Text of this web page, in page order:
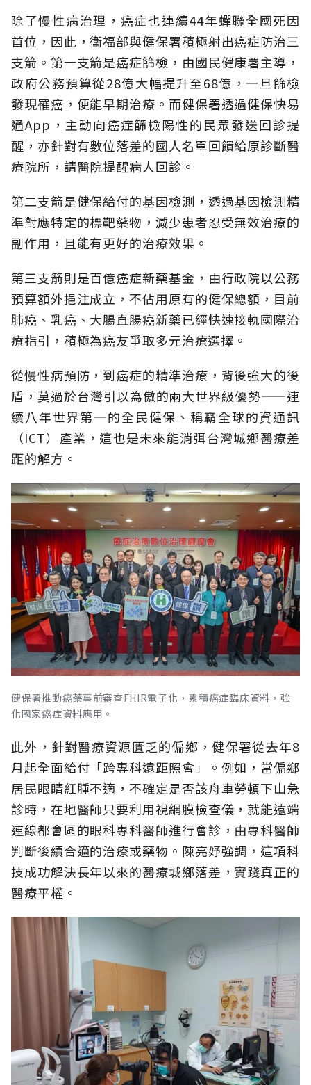
除了慢性病治理，癌症也連續44年蟬聯全國死因
首位，因此，衛福部與健保署積極射出癌症防治三
支箭。第一支箭是癌症篩檢，由國民健康署主導，
政府公務預算從28億大幅提升至68億，一旦篩檢
發現罹癌，便能早期治療。而健保署透過健保快易
通App，主動向癌症篩檢陽性的民眾發送回診提
醒，亦針對有數位落差的國人名單回饋給原診斷醫
療院所，請醫院提醒病人回診。
第二支箭是健保給付的基因檢測，透過基因檢測精
準對應特定的標靶藥物，減少患者忍受無效治療的
副作用，且能有更好的治療效果。
第三支箭則是百億癌症新藥基金，由行政院以公務
預算額外挹注成立，不佔用原有的健保總額，目前
肺癌、乳癌、大腸直腸癌新藥已經快速接軌國際治
療指引，積極為癌友爭取多元治療選擇。
從慢性病預防，到癌症的精準治療，背後強大的後
盾，莫過於台灣引以為傲的兩大世界級優勢——連
續八年世界第一的全民健保、稱霸全球的資通訊
（ICT）產業，這也是未來能消弭台灣城鄉醫療差
距的解方。
健保署推動癌藥事前審查FHIR電子化，累積癌症臨床資料，強
化國家癌症資料應用。
此外，針對醫療資源匱乏的偏鄉，健保署從去年8
月起全面給付「跨專科遠距照會」。例如，當偏鄉
居民眼睛紅腫不適，不確定是否該舟車勞頓下山急
診時，在地醫師只要利用視網膜檢查儀，就能遠端
連線都會區的眼科專科醫師進行會診，由專科醫師
判斷後續合適的治療或藥物。陳亮妤強調，這項科
技成功解決長年以來的醫療城鄉落差，實踐真正的
醫療平權。